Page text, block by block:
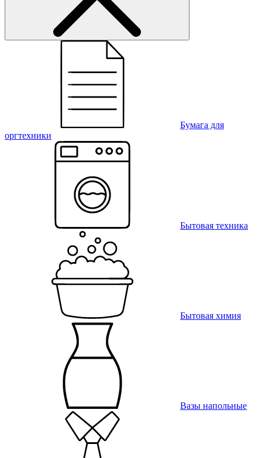
Бумага для
оргтехники
Бытовая техника
Бытовая химия
Вазы напольные